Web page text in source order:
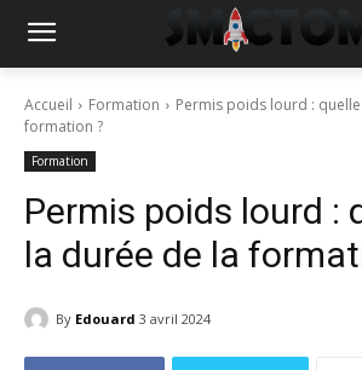
Accueil Formation
Permis poids lourd :
formation ?
Formation
Permis poids lourd :
la durée de la
By Edouard 3 avril 2024